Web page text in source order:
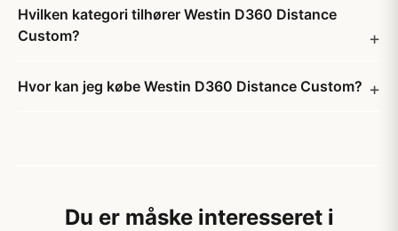
Hvilken kategori tilhører Westin D360 Distance
Custom?
Hvor kan jeg købe Westin D360 Distance Custom?
Du er måske interesseret i